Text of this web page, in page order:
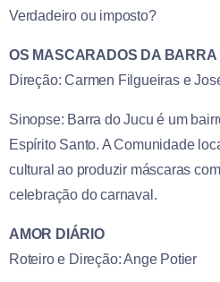
Verdadeiro ou imposto?
OS MASCARADOS DA BARRA
Direção: Carmen Filgueiras e
Sinopse: Barra do Jucu é um
Espírito Santo. A Comunidade
cultural ao produzir máscaras
celebração do carnaval.
AMOR DIÁRIO
Roteiro e Direção: Ange Potier